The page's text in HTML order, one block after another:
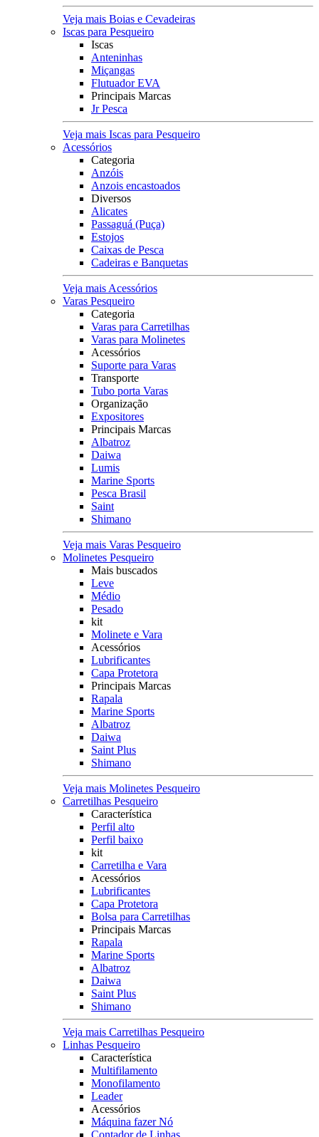
Veja mais Boias e Cevadeiras
Iscas para Pesqueiro
Iscas
Anteninhas
Miçangas
Flutuador EVA
Principais Marcas
Jr Pesca
Veja mais Iscas para Pesqueiro
Acessórios
Categoria
Anzóis
Anzois encastoados
Diversos
Alicates
Passaguá (Puça)
Estojos
Caixas de Pesca
Cadeiras e Banquetas
Veja mais Acessórios
Varas Pesqueiro
Categoria
Varas para Carretilhas
Varas para Molinetes
Acessórios
Suporte para Varas
Transporte
Tubo porta Varas
Organização
Expositores
Principais Marcas
Albatroz
Daiwa
Lumis
Marine Sports
Pesca Brasil
Saint
Shimano
Veja mais Varas Pesqueiro
Molinetes Pesqueiro
Mais buscados
Leve
Médio
Pesado
kit
Molinete e Vara
Acessórios
Lubrificantes
Capa Protetora
Principais Marcas
Rapala
Marine Sports
Albatroz
Daiwa
Saint Plus
Shimano
Veja mais Molinetes Pesqueiro
Carretilhas Pesqueiro
Característica
Perfil alto
Perfil baixo
kit
Carretilha e Vara
Acessórios
Lubrificantes
Capa Protetora
Bolsa para Carretilhas
Principais Marcas
Rapala
Marine Sports
Albatroz
Daiwa
Saint Plus
Shimano
Veja mais Carretilhas Pesqueiro
Linhas Pesqueiro
Característica
Multifilamento
Monofilamento
Leader
Acessórios
Máquina fazer Nó
Contador de Linhas